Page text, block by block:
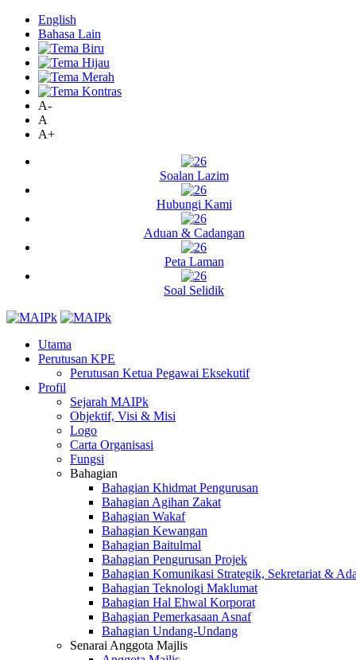
English
Bahasa Lain
A-
A
A+
Soalan Lazim
Hubungi Kami
Aduan & Cadangan
Peta Laman
Soal Selidik
Utama
Perutusan KPE
Perutusan Ketua Pegawai Eksekutif
Profil
Sejarah MAIPk
Objektif, Visi & Misi
Logo
Carta Organisasi
Fungsi
Bahagian
Bahagian Khidmat Pengurusan
Bahagian Agihan Zakat
Bahagian Wakaf
Bahagian Kewangan
Bahagian Baitulmal
Bahagian Pengurusan Projek
Bahagian Komunikasi Strategik, Sekretariat &
Bahagian Teknologi Maklumat
Bahagian Hal Ehwal Korporat
Bahagian Pemerkasaan Asnaf
Bahagian Undang-Undang
Senarai Anggota Majlis